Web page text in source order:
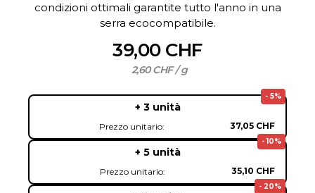
condizioni ottimali garantite tutto l'anno in una
serra ecocompatibile.
39,00 CHF
2,60 CHF / g
- 5%
+ 3 unità
Prezzo unitario: 37,05 CHF
- 10%
+ 5 unità
Prezzo unitario: 35,10 CHF
- 20%